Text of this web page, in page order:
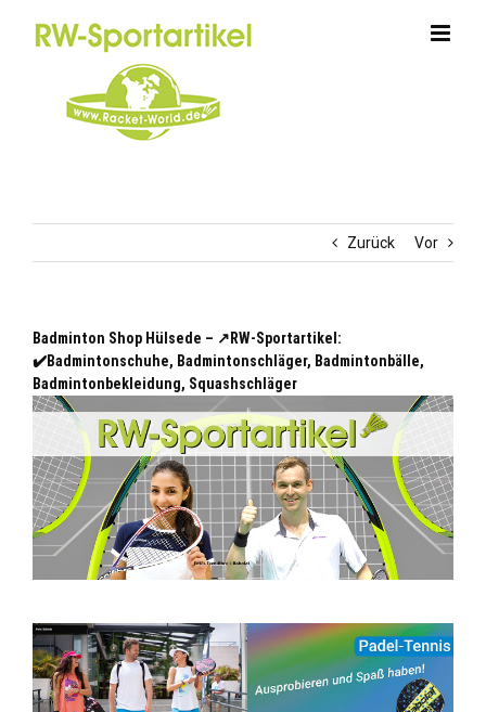
Zurück Vor
Badminton Shop Hülsede – ↗️RW-Sportartikel:
✔️Badmintonschuhe, Badmintonschläger, Badmintonbälle,
Badmintonbekleidung, Squashschläger